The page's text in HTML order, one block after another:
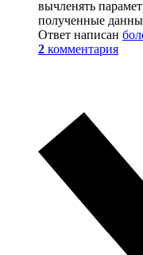
вычленять
полученные
Ответ написан
2 комментария